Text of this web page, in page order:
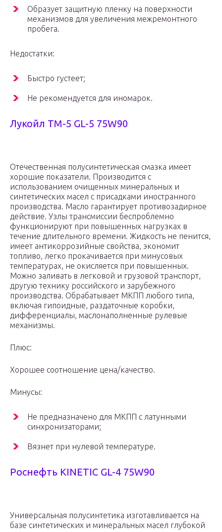
Образует защитную пленку на поверхности
механизмов для увеличения межремонтного
пробега.
Недостатки:
Быстро густеет;
Не рекомендуется для иномарок.
Лукойл ТМ-5 GL-5 75W90
Отечественная полусинтетическая смазка имеет
хорошие показатели. Производится с
использованием очищенных минеральных и
синтетических масел с присадками иностранного
производства. Масло гарантирует противозадирное
действие. Узлы трансмиссии беспроблемно
функционируют при повышенных нагрузках в
течение длительного времени. Жидкость не пенится,
имеет антикоррозийные свойства, экономит
топливо, легко прокачивается при минусовых
температурах, не окисляется при повышенных.
Можно заливать в легковой и грузовой транспорт,
другую технику российского и зарубежного
производства. Обрабатывает МКПП любого типа,
включая гипоидные, раздаточные коробки,
дифференциалы, маслонаполненные рулевые
механизмы.
Плюс:
Хорошее соотношение цена/качество.
Минусы:
Не предназначено для МКПП с латунными
синхронизаторами;
Вязнет при нулевой температуре.
Роснефть KINETIC GL-4 75W90
Универсальная полусинтетика изготавливается на
базе синтетических и минеральных масел глубокой